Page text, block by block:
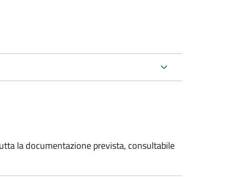
la documentazione prevista, consultabile